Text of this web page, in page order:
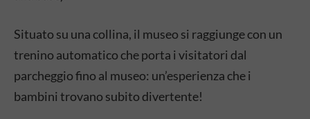
Situato su una collina, il museo si raggiunge con un
trenino automatico che porta i visitatori dal
parcheggio fino al museo: un’esperienza che i
bambini trovano subito divertente!